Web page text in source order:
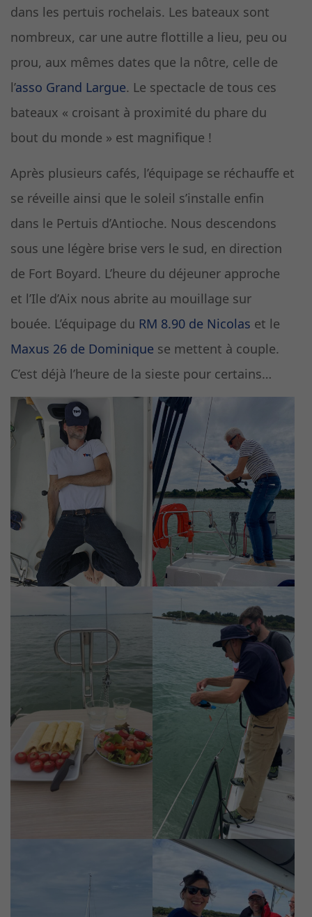
dans les pertuis rochelais. Les bateaux sont
nombreux, car une autre flottille a lieu, peu ou
prou, aux mêmes dates que la nôtre, celle de
l’asso Grand Largue. Le spectacle de tous ces
bateaux « croisant à proximité du phare du
bout du monde » est magnifique !
Après plusieurs cafés, l’équipage se réchauffe et
se réveille ainsi que le soleil s’installe enfin
dans le Pertuis d’Antioche. Nous descendons
sous une légère brise vers le sud, en direction
de Fort Boyard. L’heure du déjeuner approche
et l’Ile d’Aix nous abrite au mouillage sur
bouée. L’équipage du RM 8.90 de Nicolas et le
Maxus 26 de Dominique se mettent à couple.
C’est déjà l’heure de la sieste pour certains…